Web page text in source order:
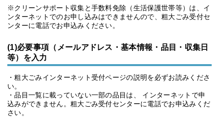
※クリーンサポート収集と手数料免除（生活保護世帯等）は、イ
ンターネットでのお申し込みはできませんので、粗大ごみ受付セ
ンターに電話でお申込みください。
(1)必要事項（メールアドレス・基本情報・品目・収集日
等）を入力
・粗大ごみインターネット受付ページの説明を必ずお読みくださ
い。
・品目一覧に載っていない一部の品目は、 インターネットで申
込みができません。粗大ごみ受付センターに電話でお申込みくだ
さい。